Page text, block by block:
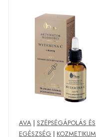
AVA | SZÉPSÉGÁPOLÁS ÉS
EGÉSZSÉG | KOZMETIKUM